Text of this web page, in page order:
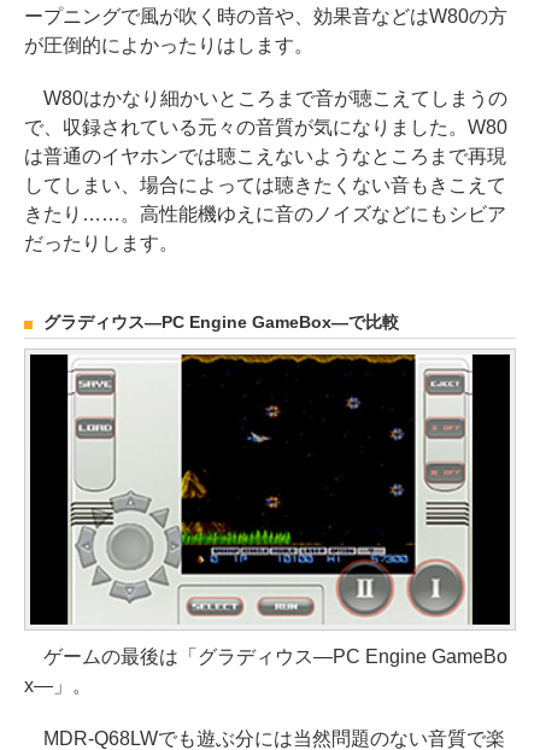
ープニングで風が吹く時の音や、効果音などはW80の方
が圧倒的によかったりはします。
W80はかなり細かいところまで音が聴こえてしまうの
で、収録されている元々の音質が気になりました。W80
は普通のイヤホンでは聴こえないようなところまで再現
してしまい、場合によっては聴きたくない音もきこえて
きたり……。高性能機ゆえに音のノイズなどにもシビア
だったりします。
グラディウス―PC Engine GameBox―で比較
ゲームの最後は「グラディウス―PC Engine GameBo
x―」。
MDR-Q68LWでも遊ぶ分には当然問題のない音質で楽